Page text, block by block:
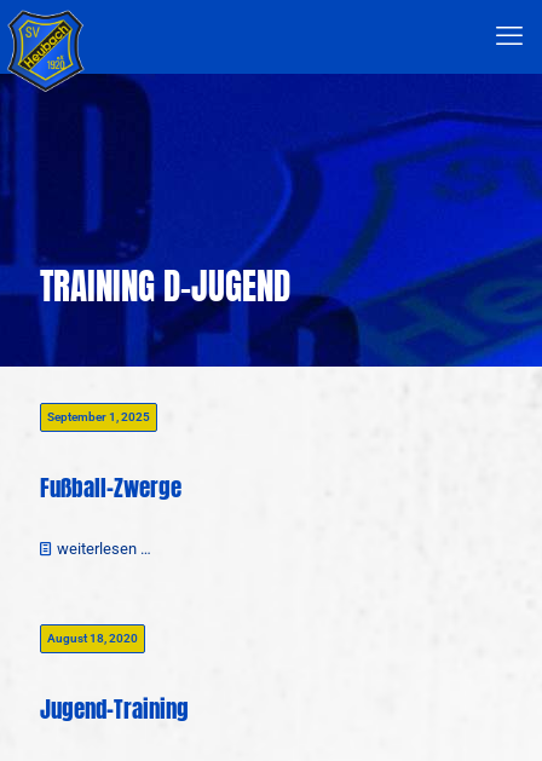
TRAINING D-JUGEND
September 1, 2025
Fußball-Zwerge
weiterlesen …
August 18, 2020
Jugend-Training